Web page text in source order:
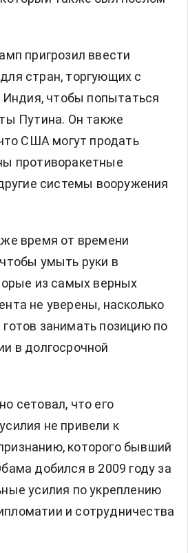
пригрозил ввести
стран, торгующих с
Индия, чтобы попытаться
Путина. Он также
США могут продать
противоракетные
системы вооружения
время от времени
умыть руки в
из самых верных
не уверены, насколько
занимать позицию по
в долгосрочной
сетовал, что его
не привели к
которого бывший
добился в 2009 году за
усилия по укреплению
и сотрудничества